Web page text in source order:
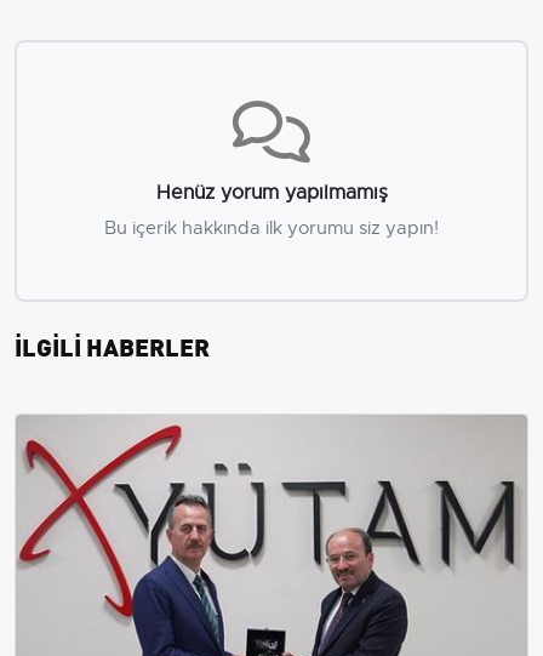
Henüz yorum yapılmamış
Bu içerik hakkında ilk yorumu siz yapın!
İLGİLİ HABERLER